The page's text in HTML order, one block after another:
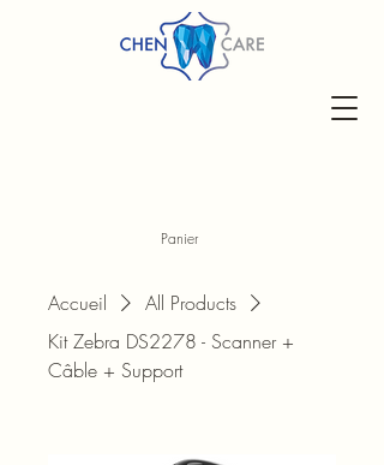
Panier
Accueil
All Products
Kit Zebra DS2278 - Scanner +
Câble + Support